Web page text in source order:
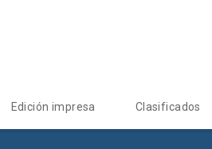
Edición impresa Clasificados